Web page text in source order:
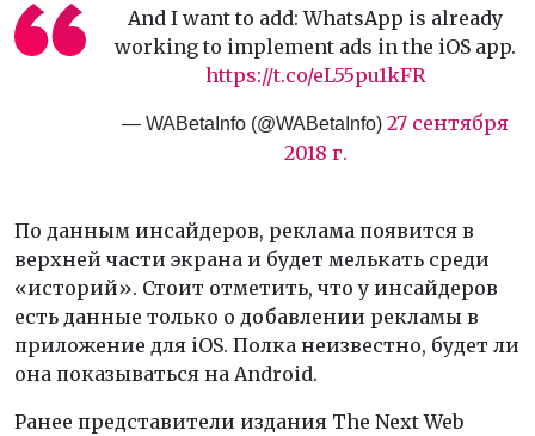
And I want to add: WhatsApp is already
working to implement ads in the iOS app.
https://t.co/eL55pu1kFR
— WABetaInfo (@WABetaInfo) 27 сентября
2018 г.
По данным инсайдеров, реклама появится в
верхней части экрана и будет мелькать среди
«историй». Стоит отметить, что у инсайдеров
есть данные только о добавлении рекламы в
приложение для iOS. Полка неизвестно, будет ли
она показываться на Android.
Ранее представители издания The Next Web